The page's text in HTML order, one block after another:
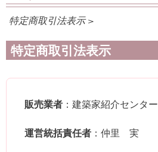
特定商取引法表示 >
特定商取引法表示
販売業者 ：建築家紹介センター
運営統括責任者 ：仲里 実